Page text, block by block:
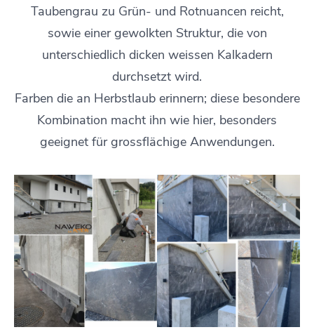
Taubengrau zu Grün- und Rotnuancen reicht,
sowie einer gewolkten Struktur, die von
unterschiedlich dicken weissen Kalkadern
durchsetzt wird.
Farben die an Herbstlaub erinnern; diese besondere
Kombination macht ihn wie hier, besonders
geeignet für grossflächige Anwendungen.